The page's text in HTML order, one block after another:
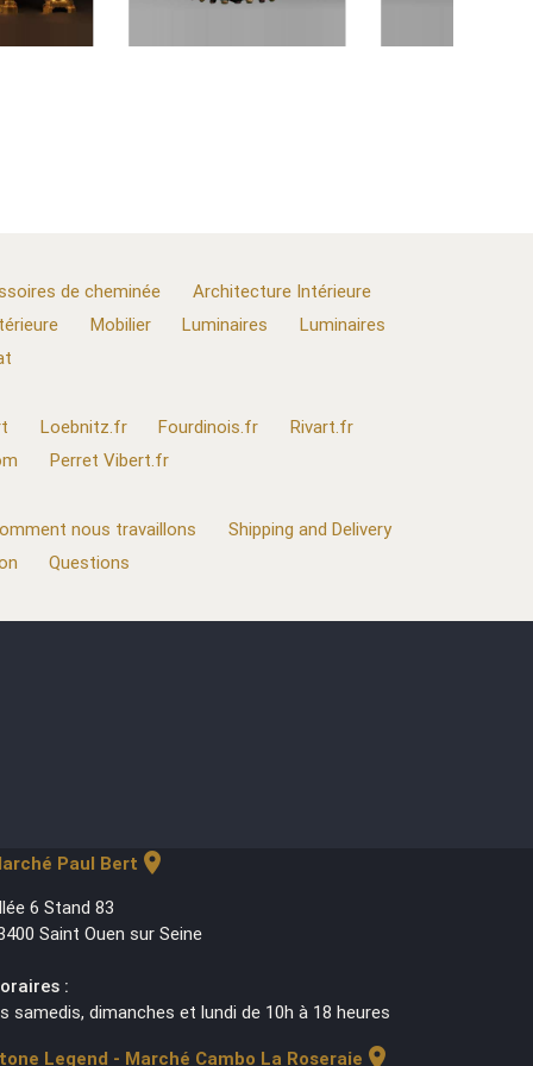
de cheminée
Architecture Intérieure
Mobilier Luminaires
Luminaires
Loebnitz.fr Fourdinois.fr
Rivart.fr
Perret Vibert.fr
nous travaillons
Shipping and Delivery
Questions
Paul Bert location_on
6 Stand 83
Saint Ouen sur Seine
:
samedis, dimanches et lundi de 10h à 18 heures
Legend - Marché Cambo La Roseraie location_on